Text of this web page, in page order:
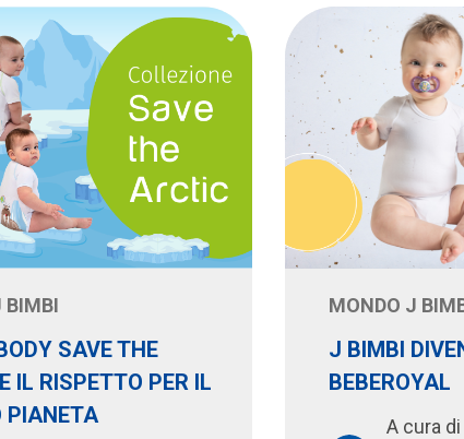
BIMBI
SAVE THE
IL RISPETTO PER IL
PIANETA
MONDO J
J BIMBI
BEBEROYAL
A cura di